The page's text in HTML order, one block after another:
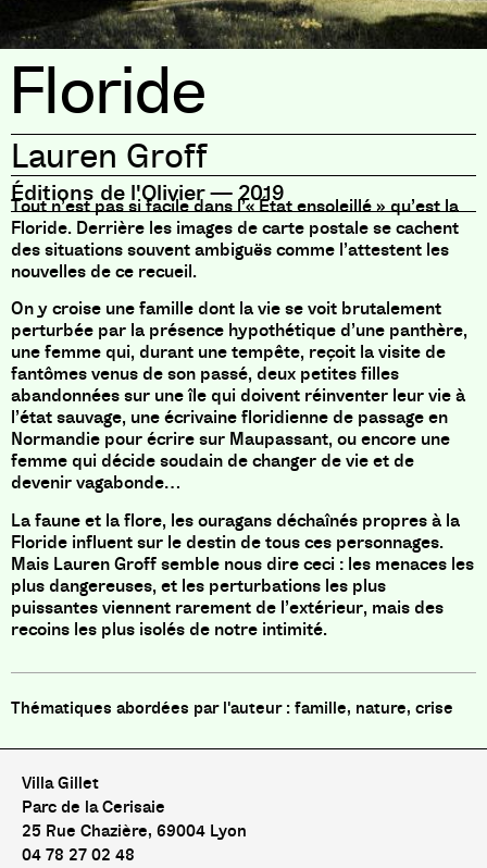
Floride
Lauren Groff
Éditions de l'Olivier—2019
Tout n’est pas si facile dans l’« État ensoleillé » qu’est la
Floride. Derrière les images de carte postale se cachent
des situations souvent ambiguës comme l’attestent les
nouvelles de ce recueil.
On y croise une famille dont la vie se voit brutalement
perturbée par la présence hypothétique d’une panthère,
une femme qui, durant une tempête, reçoit la visite de
fantômes venus de son passé, deux petites filles
abandonnées sur une île qui doivent réinventer leur vie à
l’état sauvage, une écrivaine floridienne de passage en
Normandie pour écrire sur Maupassant, ou encore une
femme qui décide soudain de changer de vie et de
devenir vagabonde…
La faune et la flore, les ouragans déchaînés propres à la
Floride influent sur le destin de tous ces personnages.
Mais Lauren Groff semble nous dire ceci : les menaces les
plus dangereuses, et les perturbations les plus
puissantes viennent rarement de l’extérieur, mais des
recoins les plus isolés de notre intimité.
famille, nature, crise
Villa Gillet
Parc de la Cerisaie
25 Rue Chazière, 69004 Lyon
04 78 27 02 48